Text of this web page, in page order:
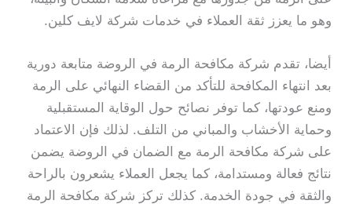
وهو ما يعزز ثقة العملاء في خدمات شركة لايف كلين.
أيضا، تقدم شركة مكافحة الرمة في الروضة متابعة دورية
بعد انتهاء المكافحة للتأكد من القضاء النهائي على الرمة
ومنع عودتها، كما توفر نصائح حول الوقاية المستقبلية
وحماية الأخشاب والمباني من التلف. لذلك فإن الاعتماد
على شركة مكافحة الرمة مع الضمان في الروضة يضمن
نتائج فعالة ومستدامة، كما يجعل العملاء يشعرون بالراحة
والثقة في جودة الخدمة. كذلك تركز شركة مكافحة الرمة